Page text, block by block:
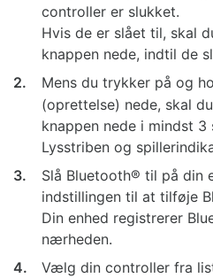
controller er slukket.
Hvis de er slået til, skal
knappen nede, indtil de
2.
Mens du trykker på og
(oprettelse) nede, skal
knappen nede i mindst 3
Lysstriben og
3.
Slå Bluetooth® til på din
indstillingen til at tilføje
Din enhed registrerer
nærheden.
4.
Vælg din controller fra